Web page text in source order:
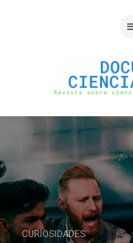
CURIOSIDADES